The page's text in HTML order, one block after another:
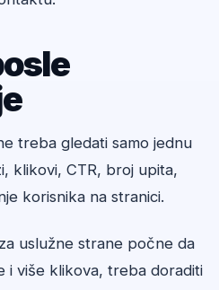
treba gledati samo jednu
klikovi, CTR, broj upita,
korisnika na stranici.
uslužne strane počne da
i više klikova, treba doraditi